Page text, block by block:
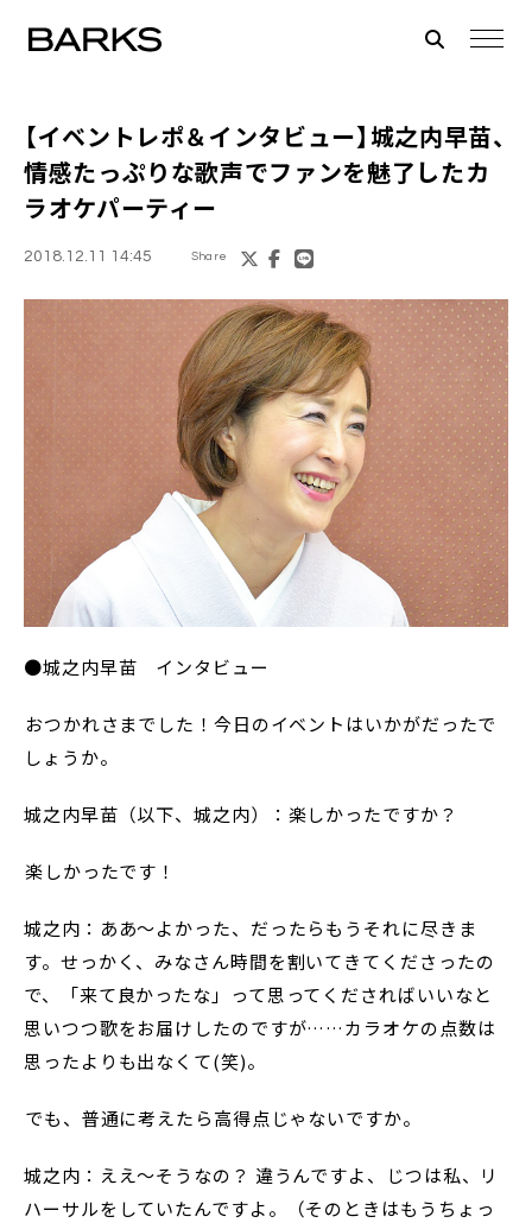
【イベントレポ＆インタビュー】 城之内早苗、
情感たっぷりな歌声でファンを魅了したカ
ラオケパーティー
2018.12.11 14:45 Share
●城之内早苗 インタビュー
――おつかれさまでした！今日のイベントはいかがだったで
しょうか。
城之内早苗（以下、城之内）：楽しかったですか？
――楽しかったです！
城之内：ああ～よかった、だったらもうそれに尽きま
す。せっかく、みなさん時間を割いてきてくださったの
で、「来て良かったな」って思ってくださればいいなと
思いつつ歌をお届けしたのですが……カラオケの点数は
思ったよりも出なくて(笑)。
――でも、普通に考えたら高得点じゃないですか。
城之内：ええ～そうなの？ 違うんですよ、じつは私、リ
ハーサルをしていたんですよ。（そのときはもうちょっ